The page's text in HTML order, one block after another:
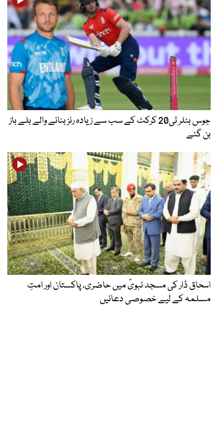
جوس بٹلر ٹی20 کرکٹ کے سب سے زیادہ رنز بنانے والے بلے باز
بن گئے
اسحاق ڈار کی مسجد نبویؐ میں حاضری، پاکستان اور امتِ
مسلمہ کے لیے خصوصی دعائیں